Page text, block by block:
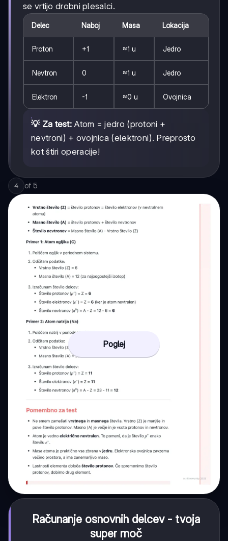
se vrtijo drobni plesalci.
Delec Naboj Masa Lokacija
Proton +1 ≈1 u Jedro
Nevtron 0 ≈1 u Jedro
Elektron -1 ≈0 u Ovojnica
💡 Za test: Atom = jedro (protoni +
nevtroni) + ovojnica (elektroni). Preprosto
kot štiri operacije!
4 of 5
Poglej
Računanje osnovnih delcev - tvoja
super moč